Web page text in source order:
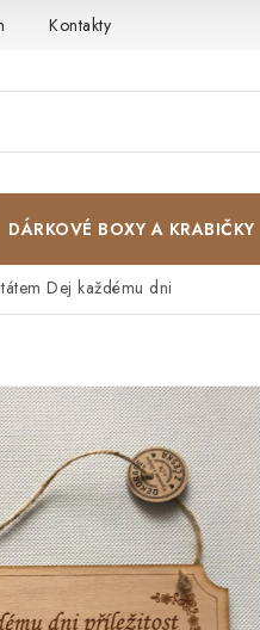
Kontakty
DÁRKOVÉ BOXY A KRABIČKY
Dej každému dni